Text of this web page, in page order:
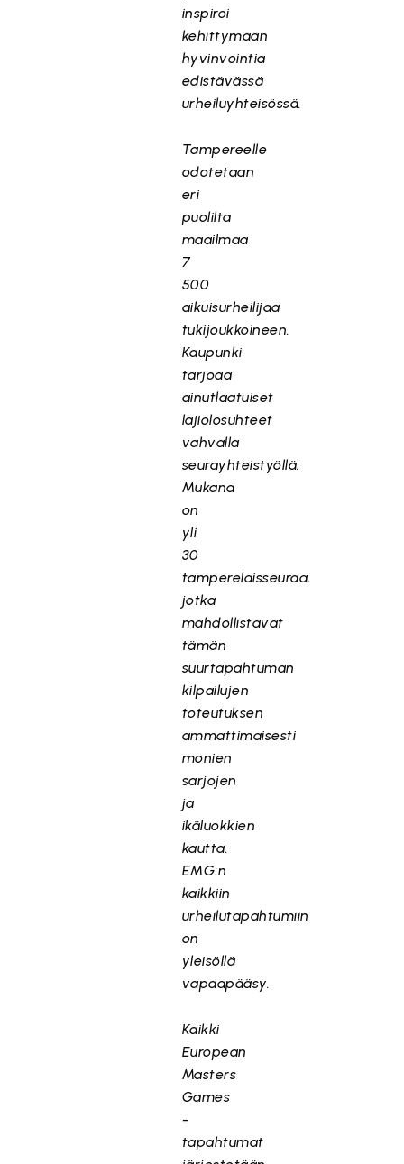
inspiroi
kehittymään
hyvinvointia
edistävässä
urheiluyhteisössä.
Tampereelle
odotetaan
eri
puolilta
maailmaa
7
500
aikuisurheilijaa
tukijoukkoineen.
Kaupunki
tarjoaa
ainutlaatuiset
lajiolosuhteet
vahvalla
seurayhteistyöllä.
Mukana
on
yli
30
tamperelaisseuraa,
jotka
mahdollistavat
tämän
suurtapahtuman
kilpailujen
toteutuksen
ammattimaisesti
monien
sarjojen
ja
ikäluokkien
kautta.
EMG:n
kaikkiin
urheilutapahtumiin
on
yleisöllä
vapaapääsy.
Kaikki
European
Masters
Games
-
tapahtumat